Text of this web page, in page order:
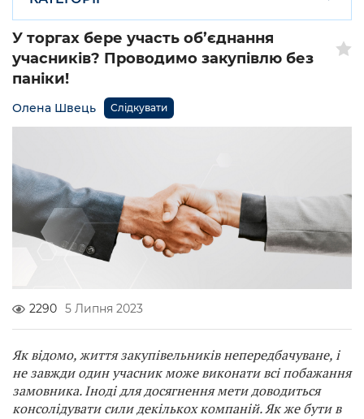
У торгах бере участь об’єднання
учасників? Проводимо закупівлю без
паніки!
Олена Швець Слідкувати
2290 5 Липня 2023
Як відомо, життя закупівельників непередбачуване, і
не завжди один учасник може виконати всі побажання
замовника. Іноді для досягнення мети доводиться
консолідувати сили декількох компаній. Як же бути в